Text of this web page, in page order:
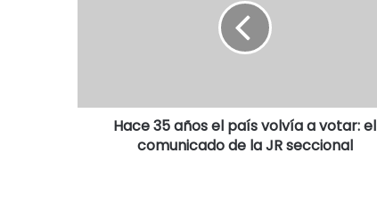
Hace 35 años el país volvía a votar: el
comunicado de la JR seccional